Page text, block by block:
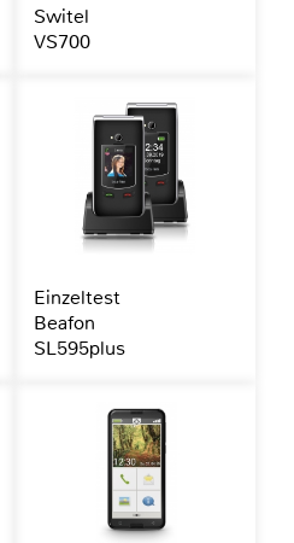
Switel
VS700
Einzeltest
Beafon
SL595plus